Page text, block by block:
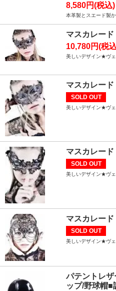
8,580円(税込)
本革製とスエード製
マスカレー
10,780円(税
美しいデザイン★ヴ
マスカレー
SOLD OUT
美しいデザイン★ヴ
マスカレー
SOLD OUT
美しいデザイン★ヴ
マスカレー
SOLD OUT
美しいデザイン★ヴ
パテントレ
ップ/野球帽■